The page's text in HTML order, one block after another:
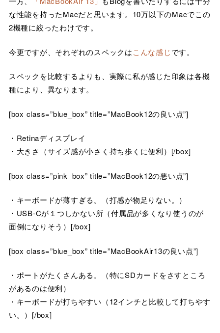
な性能を持ったMacだと思います。10万以下のMacでこの
2機種に絞ったわけです。
今更ですが、それぞれのスペックはこんな感じです。
スペックを比較するよりも、実際に私が感じた印象は各機
種により、異なります。
[box class=”blue_box” title=”MacBook12の良い点”]
・Retinaディスプレイ
・大きさ（サイズ感が小さく持ち歩くに便利）[/box]
[box class=”pink_box” title=”MacBook12の悪い点”]
・キーボードが薄すぎる。（打感が物足りない。）
・USB-Cが１つしかない所（付属品が多くなり使うのが
面倒になりそう）[/box]
[box class=”blue_box” title=”MacBookAir13の良い点”]
・ポートがたくさんある。（特にSDカードをさすところ
があるのは便利）
・キーボードが打ちやすい（12インチと比較して打ちやす
い。）[/box]